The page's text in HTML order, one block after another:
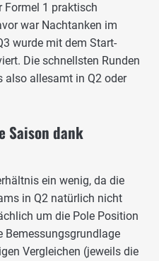
Formel 1 praktisch
war Nachtanken im
wurde mit dem Start-
Die schnellsten Runden
also allesamt in Q2 oder
Saison dank
ein wenig, da die
in Q2 natürlich nicht
um die Pole Position
Bemessungsgrundlage
Vergleichen (jeweils die